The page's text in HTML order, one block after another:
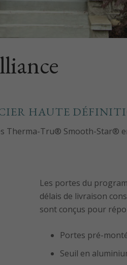
HAUTE
Therma-Tru® Smooth-
Les portes du
délais de livraison
sont conçus pour
Portes pré-
Seuil en